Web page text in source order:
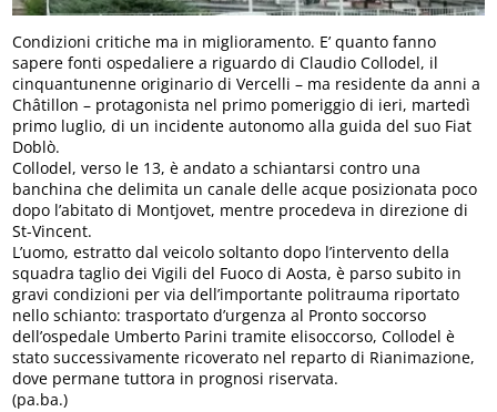
Condizioni critiche ma in miglioramento. E’ quanto fanno
sapere fonti ospedaliere a riguardo di Claudio Collodel, il
cinquantunenne originario di Vercelli – ma residente da anni a
Châtillon – protagonista nel primo pomeriggio di ieri, martedì
primo luglio, di un incidente autonomo alla guida del suo Fiat
Doblò.
Collodel, verso le 13, è andato a schiantarsi contro una
banchina che delimita un canale delle acque posizionata poco
dopo l’abitato di Montjovet, mentre procedeva in direzione di
St-Vincent.
L’uomo, estratto dal veicolo soltanto dopo l’intervento della
squadra taglio dei Vigili del Fuoco di Aosta, è parso subito in
gravi condizioni per via dell’importante politrauma riportato
nello schianto: trasportato d’urgenza al Pronto soccorso
dell’ospedale Umberto Parini tramite elisoccorso, Collodel è
stato successivamente ricoverato nel reparto di Rianimazione,
dove permane tuttora in prognosi riservata.
(pa.ba.)